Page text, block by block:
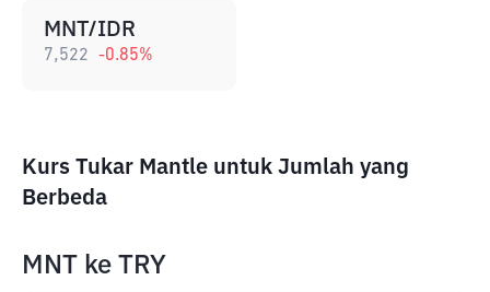
MNT/IDR
7,522 -0.85%
Kurs Tukar Mantle untuk Jumlah yang
Berbeda
MNT ke TRY